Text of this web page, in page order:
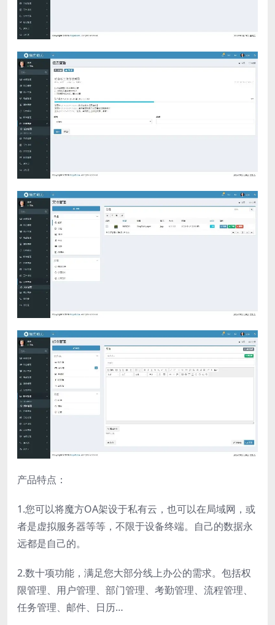
产品特点：
1.您可以将魔方OA架设于私有云，也可以在局域网，或
者是虚拟服务器等等，不限于设备终端。自己的数据永
远都是自己的。
2.数十项功能，满足您大部分线上办公的需求。包括权
限管理、用户管理、部门管理、考勤管理、流程管理、
任务管理、邮件、日历…